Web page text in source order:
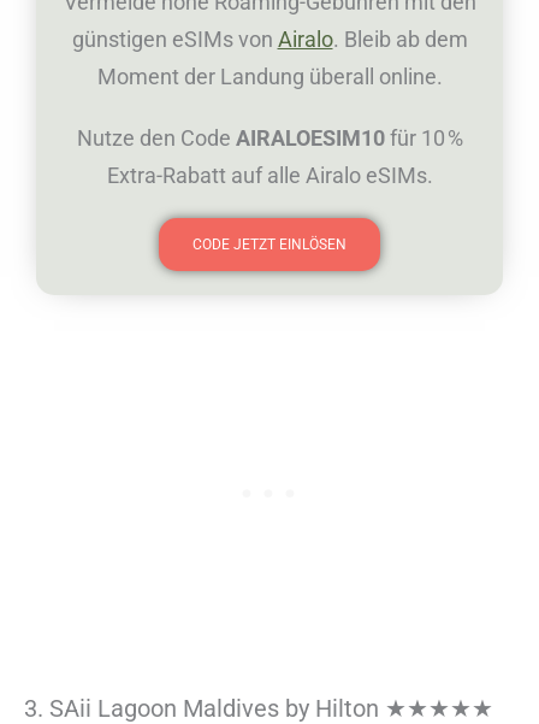
günstigen eSIMs von Airalo. Bleib ab dem
Moment der Landung überall online.
Nutze den Code AIRALOESIM10für 10 %
Extra-Rabatt auf alle Airalo eSIMs.
CODE JETZT EINLÖSEN
3. SAii Lagoon Maldives by Hilton ★★★★★